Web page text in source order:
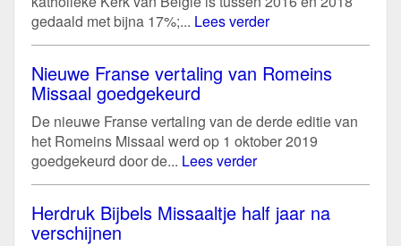
gedaald met bijna 17%;... Lees verder
Nieuwe Franse vertaling van Romeins
Missaal goedgekeurd
De nieuwe Franse vertaling van de derde editie van
het Romeins Missaal werd op 1 oktober 2019
goedgekeurd door de... Lees verder
Herdruk Bijbels Missaaltje half jaar na
verschijnen